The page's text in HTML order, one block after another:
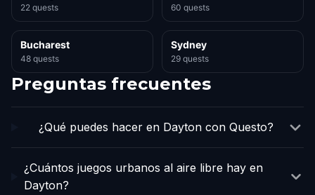
22 quests 60 quests
Bucharest
48 quests
Sydney
29 quests
Preguntas frecuentes
¿Qué puedes hacer en Dayton con Questo?
¿Cuántos juegos urbanos al aire libre hay en
Dayton?